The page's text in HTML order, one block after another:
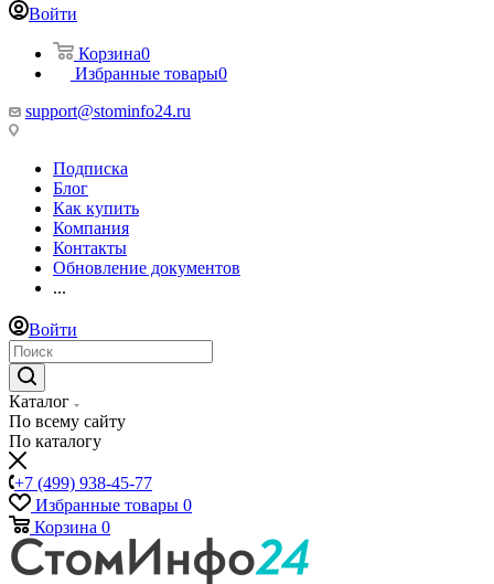
Войти
Корзина0
Избранные товары0
support@stominfo24.ru
Подписка
Блог
Как купить
Компания
Контакты
Обновление документов
...
Войти
Каталог
По всему сайту
По каталогу
+7 (499) 938-45-77
Избранные товары 0
Корзина 0